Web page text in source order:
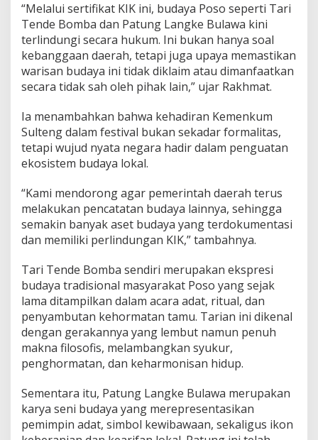
“Melalui sertifikat KIK ini, budaya Poso seperti Tari
Tende Bomba dan Patung Langke Bulawa kini
terlindungi secara hukum. Ini bukan hanya soal
kebanggaan daerah, tetapi juga upaya memastikan
warisan budaya ini tidak diklaim atau dimanfaatkan
secara tidak sah oleh pihak lain,” ujar Rakhmat.
Ia menambahkan bahwa kehadiran Kemenkum
Sulteng dalam festival bukan sekadar formalitas,
tetapi wujud nyata negara hadir dalam penguatan
ekosistem budaya lokal.
“Kami mendorong agar pemerintah daerah terus
melakukan pencatatan budaya lainnya, sehingga
semakin banyak aset budaya yang terdokumentasi
dan memiliki perlindungan KIK,” tambahnya.
Tari Tende Bomba sendiri merupakan ekspresi
budaya tradisional masyarakat Poso yang sejak
lama ditampilkan dalam acara adat, ritual, dan
penyambutan kehormatan tamu. Tarian ini dikenal
dengan gerakannya yang lembut namun penuh
makna filosofis, melambangkan syukur,
penghormatan, dan keharmonisan hidup.
Sementara itu, Patung Langke Bulawa merupakan
karya seni budaya yang merepresentasikan
pemimpin adat, simbol kewibawaan, sekaligus ikon